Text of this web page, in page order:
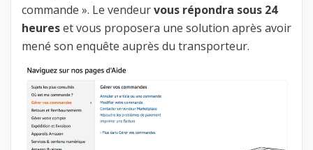
commande ». Le vendeurvous répondra sous 24
heureset vous proposera une solution après avoir
mené son enquête auprès du transporteur.